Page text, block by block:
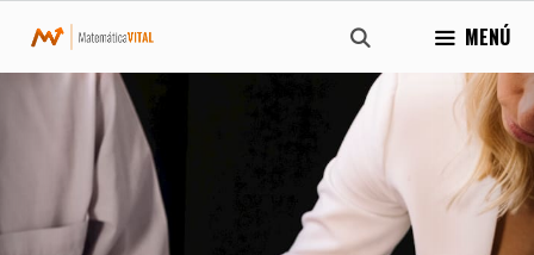
contenido
MENÚ